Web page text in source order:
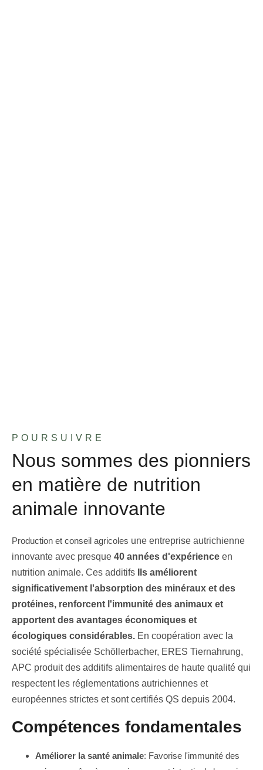
POURSUIVRE
Nous sommes des pionniers
en matière de nutrition
animale innovante
Production et conseil agricoles une entreprise autrichienne
innovante avec presque 40 années d'expérience en
nutrition animale. Ces additifs
Ils améliorent
significativement l'absorption des minéraux et des
protéines, renforcent l'immunité des animaux et
apportent des avantages économiques et
écologiques considérables. En coopération avec la
société spécialisée Schöllerbacher, ERES Tiernahrung,
APC produit des additifs alimentaires de haute qualité qui
respectent les réglementations autrichiennes et
européennes strictes et sont certifiés QS depuis 2004.
Compétences fondamentales
Améliorer la santé animale: Favorise l'immunité des